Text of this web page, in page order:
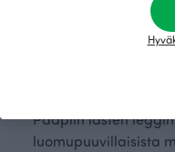
Paapiin
vastuulliset
Paapiin lasten
luomupuuvillaisista